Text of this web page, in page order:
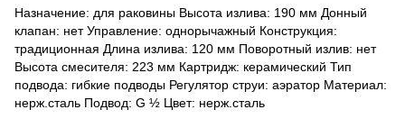
Назначение: для раковины Высота излива: 190 мм Донный
клапан: нет Управление: однорычажный Конструкция:
традиционная Длина излива: 120 мм Поворотный излив: нет
Высота смесителя: 223 мм Картридж: керамический Тип
подвода: гибкие подводы Регулятор струи: аэратор Материал:
нерж.сталь Подвод: G ½ Цвет: нерж.сталь